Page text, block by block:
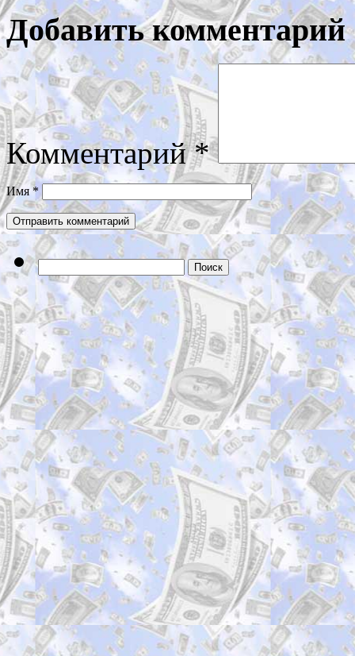
Добавить комментарий
Комментарий*
Имя*
Найти: